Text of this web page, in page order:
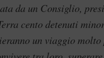
da un Consiglio,
cento detenuti
un viaggio